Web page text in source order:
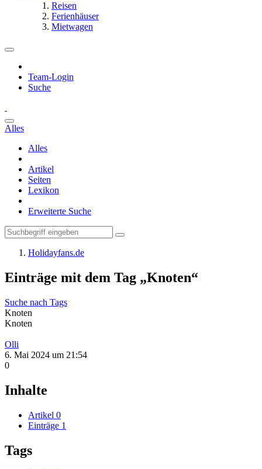
Reisen
Ferienhäuser
Mietwagen
Team-Login
Suche
Alles
Alles
Artikel
Seiten
Lexikon
Erweiterte Suche
Holidayfans.de
Einträge mit dem Tag „Knoten“
Suche nach Tags
Knoten
Knoten
Olli
6. Mai 2024 um 21:54
0
Inhalte
Artikel 0
Einträge 1
Tags